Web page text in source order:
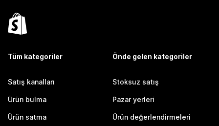
Tüm kategoriler
Satış kanalları
Ürün bulma
Ürün satma
Önde gelen kategoriler
Stoksuz satış
Pazar yerleri
Ürün değerlendirmeleri